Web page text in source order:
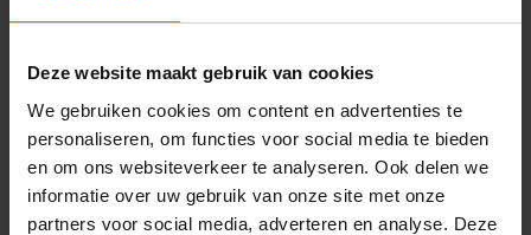
Deze website maakt gebruik van cookies
We gebruiken cookies om content en advertenties te
personaliseren, om functies voor social media te bieden
en om ons websiteverkeer te analyseren. Ook delen we
informatie over uw gebruik van onze site met onze
partners voor social media, adverteren en analyse. Deze